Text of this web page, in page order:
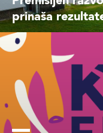
prinaša